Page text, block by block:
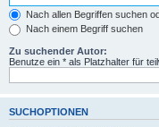
Nach allen Begriffen suchen
Nach einem Begriff suchen
Zu suchender Autor:
Benutze ein * als Platzhalter für
SUCHOPTIONEN